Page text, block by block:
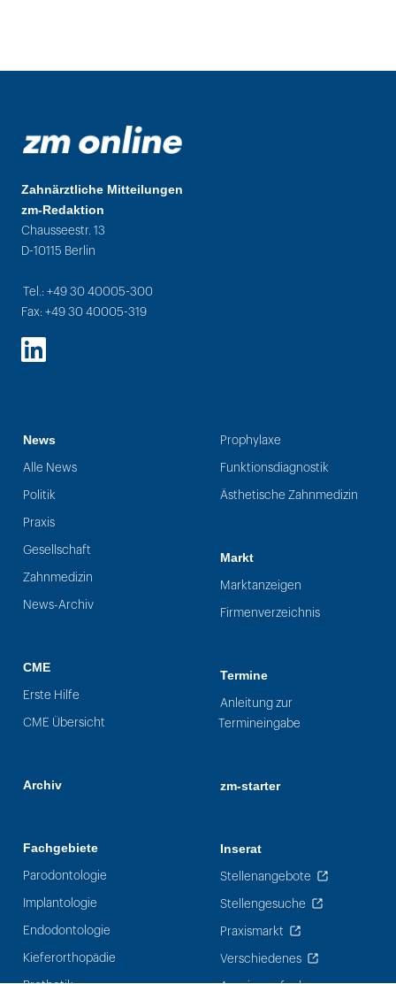
Zahnärztliche Mitteilungen
zm-Redaktion
Chausseestr. 13
D-10115 Berlin
Tel.: +49 30 40005-300
Fax: +49 30 40005-319
LinkedIn
News
Alle News
Politik
Praxis
Gesellschaft
Zahnmedizin
News-Archiv
CME
Erste Hilfe
CME Übersicht
Archiv
Fachgebiete
Parodontologie
Implantologie
Endodontologie
Kieferorthopädie
Prophylaxe
Funktionsdiagnostik
Ästhetische Zahnmedizin
Markt
Marktanzeigen
Firmenverzeichnis
Termine
Anleitung zur
Termineingabe
zm-starter
Inserat
Stellenangebote
Stellengesuche
Praxismarkt
Verschiedenes